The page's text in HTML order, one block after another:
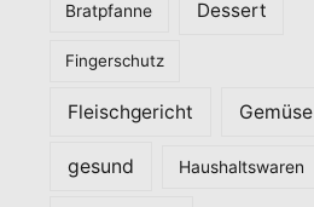
Bratpfanne Dessert
Fingerschutz
Fleischgericht Gemüse
gesund Haushaltswaren